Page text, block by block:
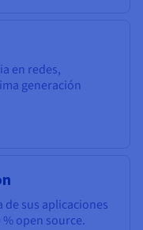
en redes,
generación
de sus aplicaciones
open source.